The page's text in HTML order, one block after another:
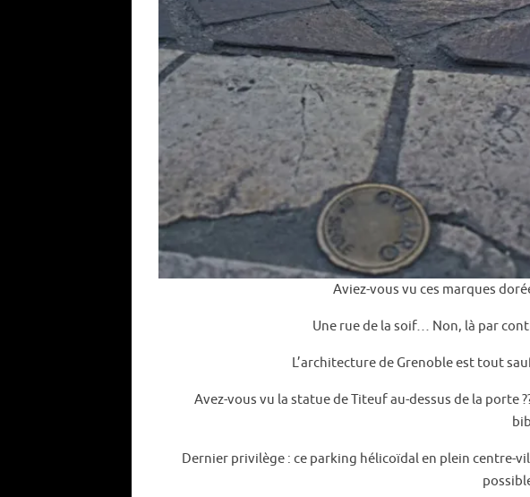
Aviez-vous vu ces marques
Une rue de la soif… Non, là par
L’architecture de Grenoble est tout
Avez-vous vu la statue de Titeuf au-dessus de la
Dernier privilège : ce parking hélicoïdal en plein centre-